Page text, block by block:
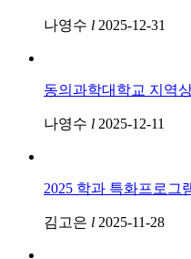
나영수 l 2025-12-31
동의과학대학교 지역
나영수 l 2025-12-11
2025 학과 특화프로그
김고은 l 2025-11-28